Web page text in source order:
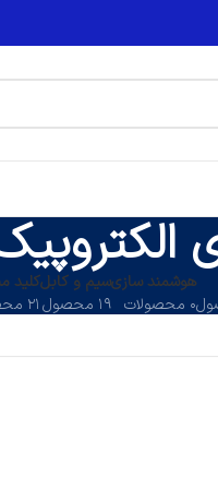
هوشمند سازی
۰ محصولات
سیم و کابل
۱۹ محصول
کلید
۲۱ محصول